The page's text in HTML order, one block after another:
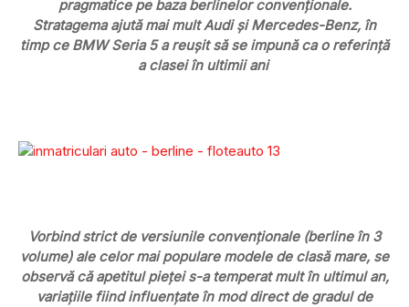
pragmatice pe baza berlinelor convenționale.
Stratagema ajută mai mult Audi și Mercedes-Benz, în
timp ce BMW Seria 5 a reușit să se impună ca o referință
a clasei în ultimii ani
Vorbind strict de versiunile convenționale (berline în 3
volume) ale celor mai populare modele de clasă mare, se
observă că apetitul pieței s-a temperat mult în ultimul an,
variațiile fiind influențate în mod direct de gradul de